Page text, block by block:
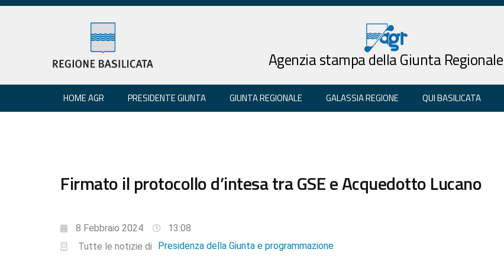
Agenzia stampa della Giunta Regionale
HOME AGR PRESIDENTE GIUNTA GIUNTA REGIONALE GALASSIA REGIONE QUI BASILICATA
Firmato il protocollo d’intesa tra GSE e Acquedotto Lucano
8 Febbraio 2024
13:08
Tutte le notizie di
Presidenza della Giunta e programmazione